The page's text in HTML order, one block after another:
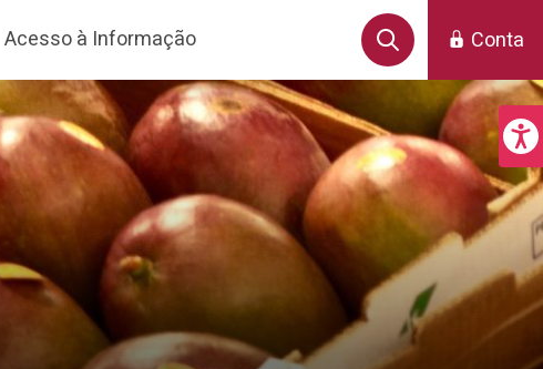
Conta
Acesso à Informação